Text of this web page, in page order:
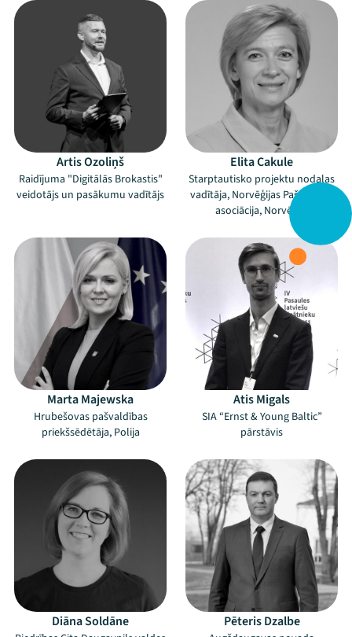
Artis Ozoliņš
Raidījuma "Digitālās Brokastis"
veidotājs un pasākumu vadītājs
Elita Cakule
Starptautisko projektu nodaļas
vadītāja, Norvēģijas Pašvaldību
asociācija, Norvēģija
Marta Majewska
Hrubešovas pašvaldības
priekšsēdētāja, Polija
Atis Migals
SIA “Ernst & Young Baltic”
pārstāvis
Diāna Soldāne Pēteris Dzalbe